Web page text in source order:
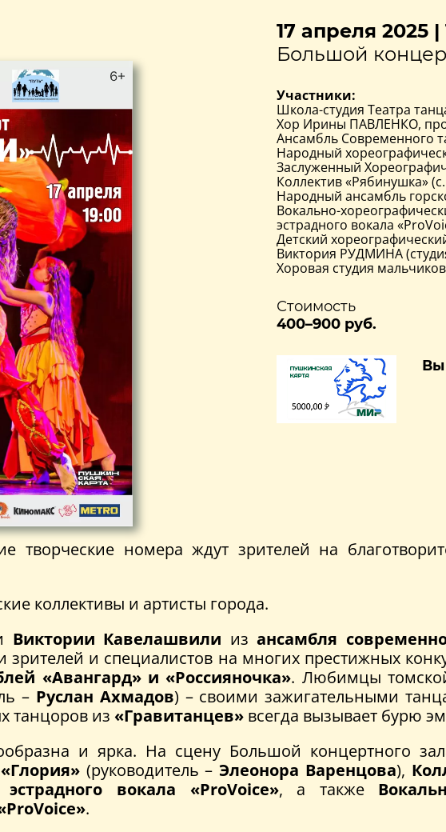
17 апреля 2025 |
Большой
Участники:
Школа-студия Театра
Хор Ирины ПАВЛЕНКО,
Ансамбль Современного
Народный
Заслуженный
Коллектив «Рябинушка»
Народный ансамбль
Вокально-
эстрадного вокала
Детский
Виктория РУДМИНА
Хоровая студия
Стоимость
400–900 руб.
Вы
творческие номера ждут зрителей на
коллективы и артисты города.
Виктории Кавелашвили изансамбля
и специалистов на многих престижных
«Авангард» и «Россияночка». Любимцы
– Руслан Ахмадов) – своими зажигательными
танцоров из «Гравитанцев» всегда вызывает бурю
и ярка. На сцену Большой концертного
(руководитель –Элеонора Варенцова),
эстрадного вокала «ProVoice», а также
.